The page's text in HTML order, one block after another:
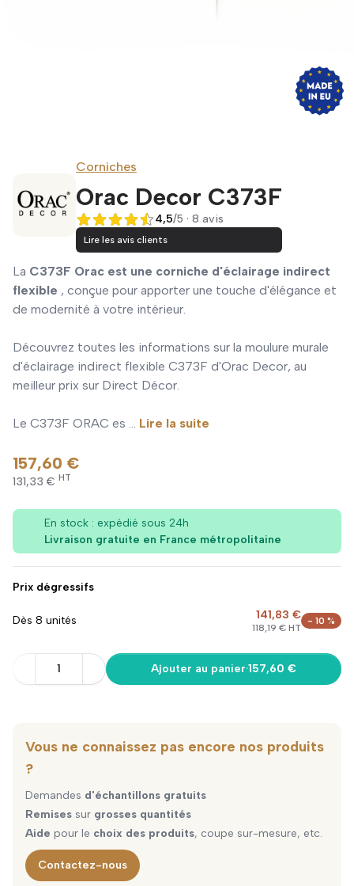
Corniches
Orac Decor C373F
4,5 sur 5
4,5/5 · 8 avis
Lire les avis clients
La C373F Orac est une corniche d'éclairage indirect
flexible , conçue pour apporter une touche d'élégance et
de modernité à votre intérieur.
Découvrez toutes les informations sur la moulure murale
d'éclairage indirect flexible C373F d'Orac Decor, au
meilleur prix sur Direct Décor.
Le C373F ORAC es ... Lire la suite
157,60 €
131,33 € HT
En stock : expédié sous 24h
Livraison gratuite en France métropolitaine
Prix dégressifs
Dès 8 unités 141,83 €
118,19 € HT
- 10 %
1 Ajouter au panier·157,60 €
Vous ne connaissez pas encore nos produits
?
Demandes d'échantillons gratuits
Remises sur grosses quantités
Aide pour le choix des produits, coupe sur-mesure, etc.
Contactez-nous